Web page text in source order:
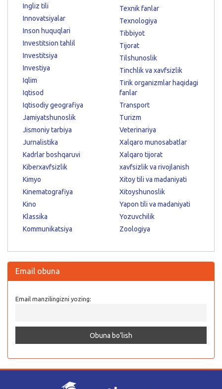
Ingliz tili
Innovatsiyalar
Inson huquqlari
Investitsion tahlil
Investitsiya
Investiya
Iqlim
Iqtisod
Iqtisodiy geografiya
Jamiyatshunoslik
Jismoniy tarbiya
Jurnalistika
Kadrlar boshqaruvi
Kiberxavfsizlik
Kimyo
Kinematografiya
Kino
Klassika
Kommunikatsiya
Texnik fanlar
Texnologiya
Tibbiyot
Tijorat
Tilshunoslik
Tinchlik va xavfsizlik
Tirik organizmlar haqidagi
fanlar
Transport
Turizm
Veterinariya
Xalqaro munosabatlar
Xalqaro tijorat
xavfsizlik va rivojlanish
Xitoy tili va madaniyati
Xitoyshunoslik
Yapon tili va madaniyati
Yozuvchilik
Zoologiya
Email obuna
Email manzilingizni yozing: